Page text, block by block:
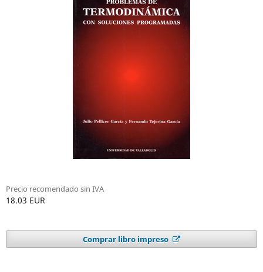
Precio recomendado sin IVA
18.03 EUR
Comprar libro impreso